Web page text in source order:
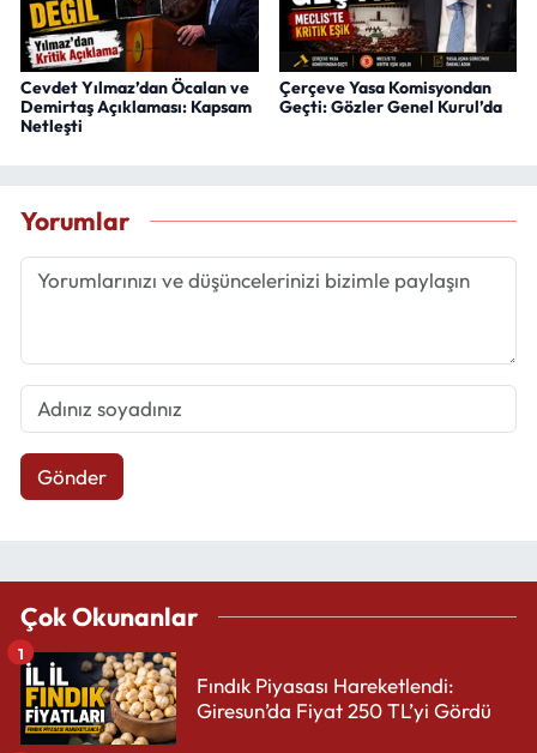
Cevdet Yılmaz’dan Öcalan ve
Demirtaş Açıklaması: Kapsam
Netleşti
Çerçeve Yasa Komisyondan
Geçti: Gözler Genel Kurul’da
Yorumlar
Gönder
Çok Okunanlar
Fındık Piyasası Hareketlendi:
Giresun’da Fiyat 250 TL’yi Gördü
1